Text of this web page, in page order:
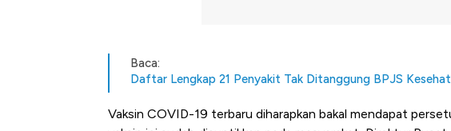
Baca:
Daftar Lengkap 21 Penyakit Tak Ditanggung BPJS
Vaksin COVID-19 terbaru diharapkan bakal mendapat